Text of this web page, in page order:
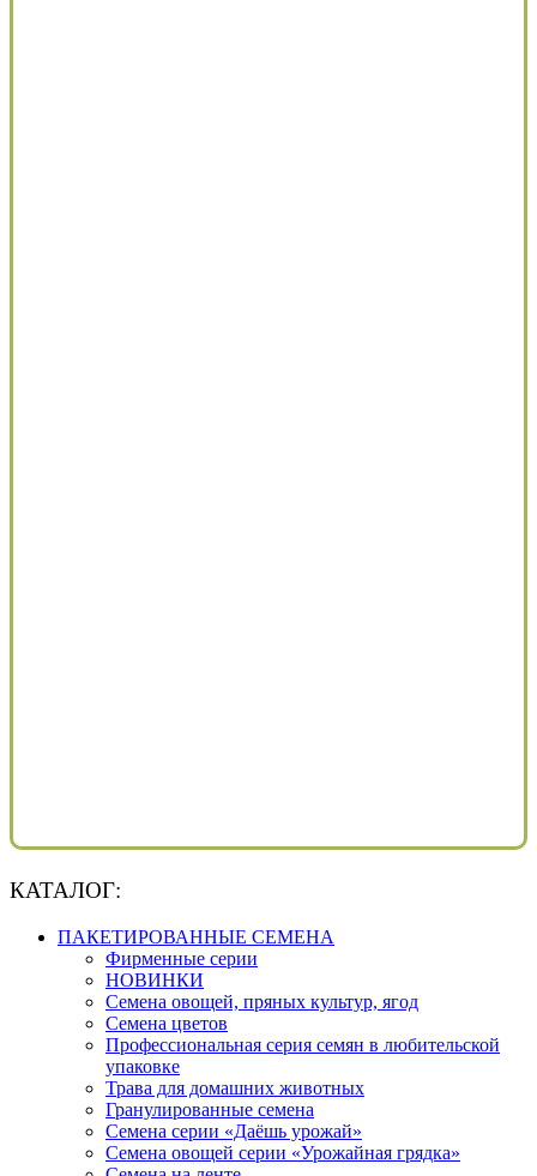
КАТАЛОГ:
ПАКЕТИРОВАННЫЕ СЕМЕНА
Фирменные серии
НОВИНКИ
Семена овощей, пряных культур, ягод
Семена цветов
Профессиональная серия семян в любительской
упаковке
Трава для домашних животных
Гранулированные семена
Семена серии «Даёшь урожай»
Семена овощей серии «Урожайная грядка»